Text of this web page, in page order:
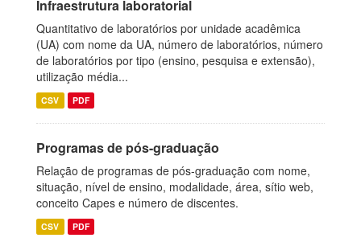
Infraestrutura laboratorial
Quantitativo de laboratórios por unidade acadêmica
(UA) com nome da UA, número de laboratórios, número
de laboratórios por tipo (ensino, pesquisa e extensão),
utilização média...
CSV PDF
Programas de pós-graduação
Relação de programas de pós-graduação com nome,
situação, nível de ensino, modalidade, área, sítio web,
conceito Capes e número de discentes.
CSV PDF